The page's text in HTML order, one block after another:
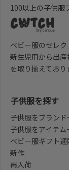
100以上の子供服
ベビー服のセレク
新生児用から出
を取り揃えており
子供服を探す
子供服をブラン
子供服をアイテ
ベビー服ギフト通
新作
再入荷